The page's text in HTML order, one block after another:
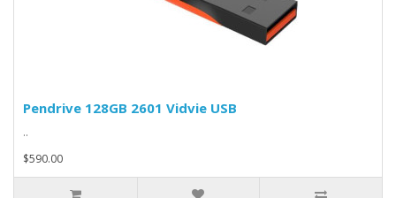
Pendrive 128GB 2601 Vidvie USB
..
$590.00